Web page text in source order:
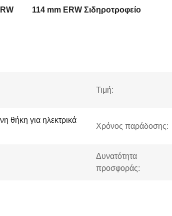
114 mm ERW Σιδηροτροφείο
Τιμή:
θήκη για ηλεκτρικά
Χρόνος παράδοσης:
Δυνατότητα
προσφοράς: